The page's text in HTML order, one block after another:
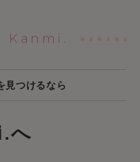
Kanmi.
見つけるなら
へ